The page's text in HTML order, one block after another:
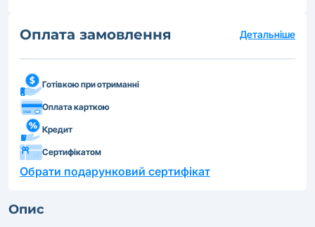
Оплата замовлення Детальніше
Готівкою при отриманні
Оплата карткою
Кредит
Сертифікатом
Обрати подарунковий сертифікат
Опис